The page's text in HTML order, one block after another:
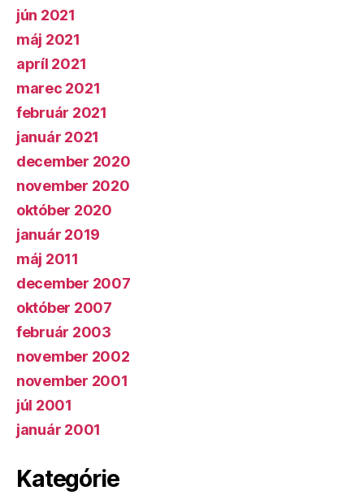
jún 2021
máj 2021
apríl 2021
marec 2021
február 2021
január 2021
december 2020
november 2020
október 2020
január 2019
máj 2011
december 2007
október 2007
február 2003
november 2002
november 2001
júl 2001
január 2001
Kategórie